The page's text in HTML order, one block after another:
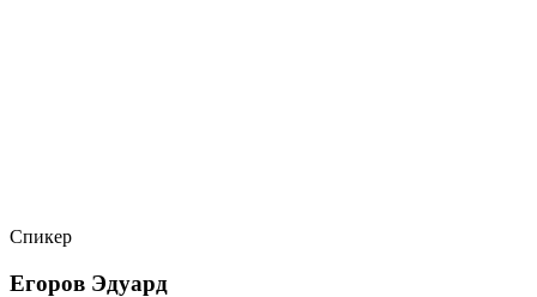
Спикер
Егоров Эдуард